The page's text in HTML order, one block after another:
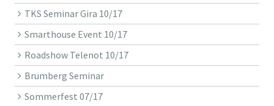
TKS Seminar Gira 10/17
Smarthouse Event 10/17
Roadshow Telenot 10/17
Brumberg Seminar
Sommerfest 07/17